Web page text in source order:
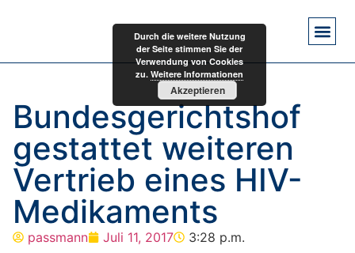
Bundesgerichtshof
gestattet weiteren
Vertrieb eines HIV-
Medikaments
passmann Juli 11, 2017 3:28 p.m.
Durch die weitere Nutzung
der Seite stimmen Sie der
Verwendung von Cookies
zu. Weitere Informationen
Akzeptieren